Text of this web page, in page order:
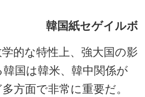
韓国紙セゲイルボ
的な特性上、強大国の影
国は韓米、韓中関係が
方面で非常に重要だ。